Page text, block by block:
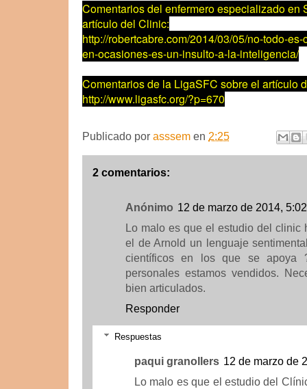
Comentarios del enfermero especializado en
artículo del Clinic:
http://robertcabre.com/2014/03/05/no-todo-
en-ocasiones-es-un-insulto-a-la-inteligencia/
Comentarios de la LigaSFC sobre el artículo
http://www.ligasfc.org/?p=670
Publicado por asssem en 2:25
2 comentarios:
Anónimo 12 de marzo de 2014, 5:02
Lo malo es que el estudio del clinic
el de Arnold un lenguaje
científicos en los que se apoya
personales estamos vendidos.
bien articulados.
Responder
Respuestas
paqui granollers 12 de marzo de
Lo malo es que el estudio del